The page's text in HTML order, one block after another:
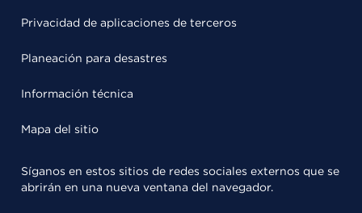
Privacidad de aplicaciones de terceros
Planeación para desastres
Información técnica
Mapa del sitio
Síganos en estos sitios de redes sociales externos que se
abrirán en una nueva ventana del navegador.